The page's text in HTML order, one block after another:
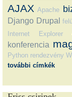
AJAX Apache
Django Drupal
Internet Explorer
konferencia
Python rendezvény
további címkék